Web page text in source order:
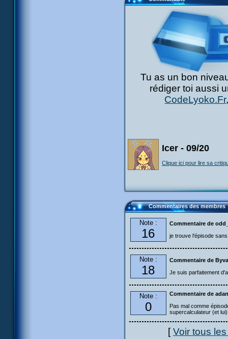
Tu as un bon
rédiger toi aussi
CodeLyoko.Fr
Icer - 09/20
Clique ici pour lire sa
Commentaires des membres
Note :
16
Commentaire de
je trouve l'épisode
Note :
18
Commentaire de
Je suis parfaitement
Note :
0
Commentaire de
Pas mal comme
supercalculateur (et
[Voir tous